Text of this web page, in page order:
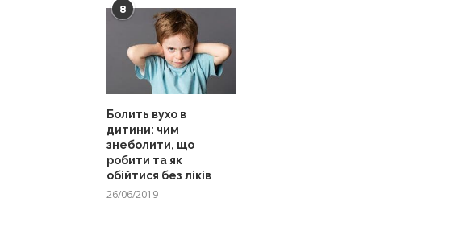
8
Болить вухо в
дитини: чим
знеболити, що
робити та як
обійтися без ліків
26/06/2019